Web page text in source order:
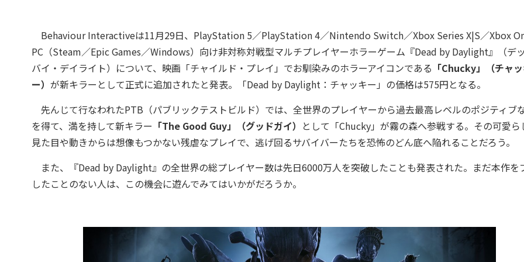
Behaviour Interactiveは11月29日、PlayStation 5／PlayStation 4／Nintendo Switch／Xbox Series X|S／Xbox
PC（Steam／Epic Games／Windows）向け非対称対戦型マルチプレイヤーホラーゲーム『Dead by Daylight』（デ
バイ・デイライト）について、映画「チャイルド・プレイ」でお馴染みのホラーアイコンである 「Chucky」（チャ
ー） が新キラーとして正式に追加されたと発表。「Dead by Daylight：チャッキー」の価格は575円となる。
先んじて行なわれたPTB（パブリックテストビルド）では、全世界のプレイヤーから過去最高レベルのポジティブ
を得て、満を持して新キラー 「The Good Guy」（グッドガイ） として「Chucky」が霧の森へ参戦する。その可愛ら
見た目や動きからは想像もつかない残虐なプレイで、逃げ回るサバイバーたちを恐怖のどん底へ陥れることだろう。
また、『Dead by Daylight』の全世界の総プレイヤー数は先日6000万人を突破したことも発表された。まだ本作を
したことのない人は、この機会に遊んでみてはいかがだろうか。